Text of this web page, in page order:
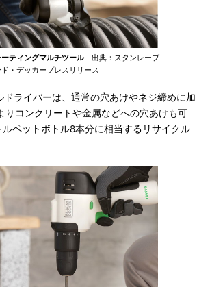
ティングマルチツール出典：スタンレーブ
・デッカープレスリリース
ライバーは、通常の穴あけやネジ締めに加
りコンクリートや金属などへの穴あけも可
ペットボトル8本分に相当するリサイクル